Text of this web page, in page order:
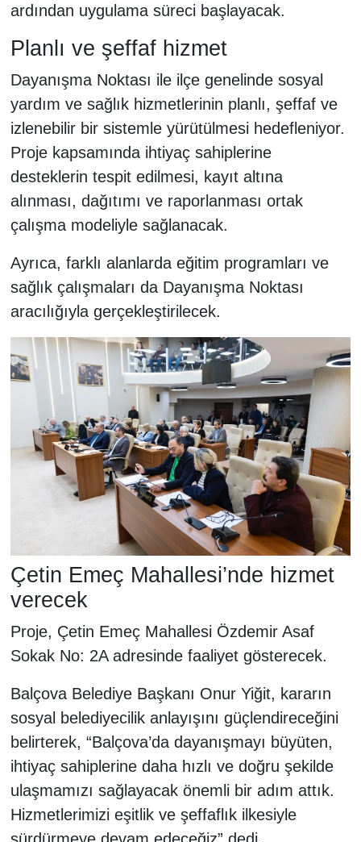
ardından uygulama süreci başlayacak.
Planlı ve şeffaf hizmet
Dayanışma Noktası ile ilçe genelinde sosyal
yardım ve sağlık hizmetlerinin planlı, şeffaf ve
izlenebilir bir sistemle yürütülmesi hedefleniyor.
Proje kapsamında ihtiyaç sahiplerine
desteklerin tespit edilmesi, kayıt altına
alınması, dağıtımı ve raporlanması ortak
çalışma modeliyle sağlanacak.
Ayrıca, farklı alanlarda eğitim programları ve
sağlık çalışmaları da Dayanışma Noktası
aracılığıyla gerçekleştirilecek.
Çetin Emeç Mahallesi’nde hizmet
verecek
Proje, Çetin Emeç Mahallesi Özdemir Asaf
Sokak No: 2A adresinde faaliyet gösterecek.
Balçova Belediye Başkanı Onur Yiğit, kararın
sosyal belediyecilik anlayışını güçlendireceğini
belirterek, “Balçova’da dayanışmayı büyüten,
ihtiyaç sahiplerine daha hızlı ve doğru şekilde
ulaşmamızı sağlayacak önemli bir adım attık.
Hizmetlerimizi eşitlik ve şeffaflık ilkesiyle